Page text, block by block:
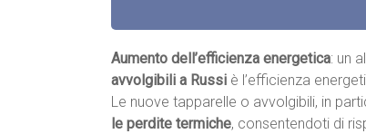
Aumento dell’efficienza energetica: un
avvolgibili a Russi è l’efficienza
Le nuove tapparelle o avvolgibili, in
le perdite termiche, consentendoti di